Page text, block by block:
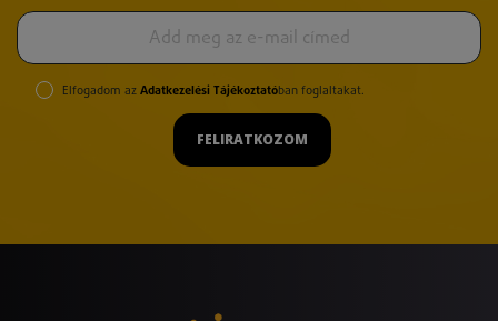
Elfogadom az Adatkezelési Tájékoztatóban foglaltakat.
FELIRATKOZOM